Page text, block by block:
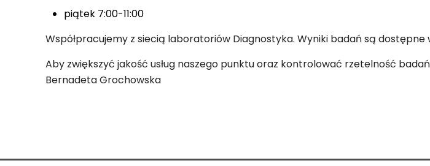
piątek 7:00-11:00
Współpracujemy z siecią laboratoriów Diagnostyka. Wyniki badań są
Aby zwiększyć jakość usług naszego punktu oraz kontrolować rzetelność
Bernadeta Grochowska